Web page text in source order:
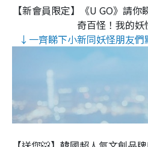
【新會員限定】《U GO》請
奇百怪！我的妖
↓一齊睇下小新同妖怪朋友